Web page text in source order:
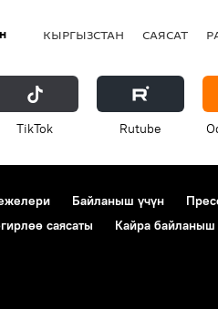
КЫРГЫЗСТАН САЯСАТ
ТikТоk Rutube
Байланыш үчүн
саясаты
Кайра байланыш